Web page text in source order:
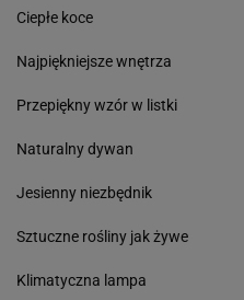
Ciepłe koce
Najpiękniejsze wnętrza
Przepiękny wzór w listki
Naturalny dywan
Jesienny niezbędnik
Sztuczne rośliny jak żywe
Klimatyczna lampa